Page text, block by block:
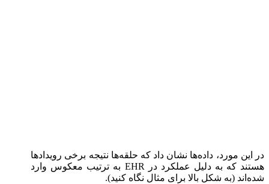
در این مورد، داده‌ها نشان داد که حلقه‌ها نتیجه برخی رویدادها
هستند که به دلیل عملکرد در EHR به ترتیب معکوس وارد
شده‌اند (به شکل بالا برای مثال نگاه کنید).